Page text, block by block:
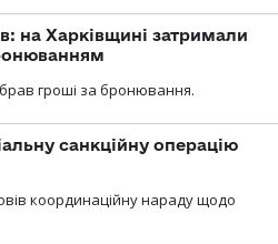
на Харківщині затримали
гроші за бронювання.
санкційну операцію
координаційну нараду щодо